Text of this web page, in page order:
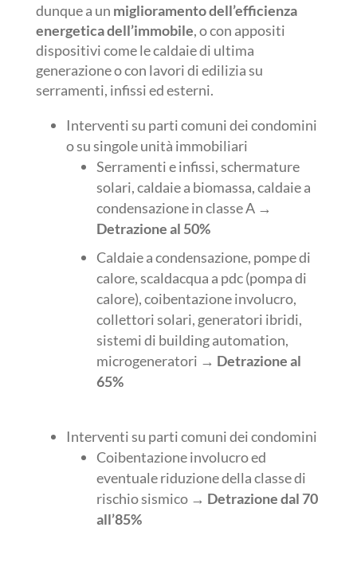
dunque a un miglioramento dell’efficienza
energetica dell’immobile, o con appositi
dispositivi come le caldaie di ultima
generazione o con lavori di edilizia su
serramenti, infissi ed esterni.
Interventi su parti comuni dei condomini
o su singole unità immobiliari
Serramenti e infissi, schermature
solari, caldaie a biomassa, caldaie a
condensazione in classe A →
Detrazione al 50%
Caldaie a condensazione, pompe di
calore, scaldacqua a pdc (pompa di
calore), coibentazione involucro,
collettori solari, generatori ibridi,
sistemi di building automation,
microgeneratori → Detrazione al
65%
Interventi su parti comuni dei condomini
Coibentazione involucro ed
eventuale riduzione della classe di
rischio sismico → Detrazione dal 70
all’85%